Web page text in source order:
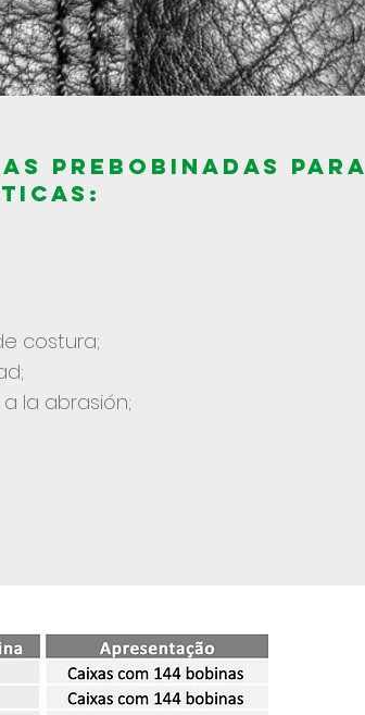
Prebobinadas para
costura;
la abrasión;